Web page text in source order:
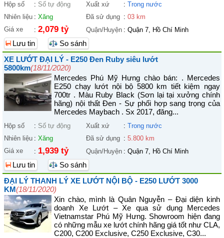
Hộp số : Số tự động Xuất xứ : Trong nước
Nhiên liệu : Xăng Đã sử dụng : 03 km
Giá xe
: 2,079 tỷ Quận/Huyện : Quận 7, Hồ Chí Minh
Lưu tin
So sánh
XE LƯỚT ĐẠI LÝ - E250 Đen Ruby siêu lướt
5800km(18/11/2020)
Mercedes Phú Mỹ Hưng chào bán: . Mercedes
E250 chạy lướt nội bộ 5800 km tiết kiệm ngay
700tr . Màu Ruby Black (Sơn lại tại xưởng chính
hãng) nội thất Đen - Sự phối hợp sang trọng của
Mercedes Maybach . Sx 2017, đăng...
Hộp số : Số tự động Xuất xứ : Trong nước
Nhiên liệu : Xăng Đã sử dụng : 5.800 km
Giá xe
: 1,939 tỷ Quận/Huyện : Quận 7, Hồ Chí Minh
Lưu tin
So sánh
ĐẠI LÝ THANH LÝ XE LƯỚT NỘI BỘ - E250 LƯỚT 3000
KM(18/11/2020)
Xin chào, mình là Quân Nguyễn – Đại diện kinh
doanh Xe Lướt – Xe qua sử dụng Mercedes
Vietnamstar Phú Mỹ Hưng. Showroom hiện đang
có những mẫu xe lướt chính hãng giá tốt như CLA,
C200, C200 Exclusive, C250 Exclusive, C30...